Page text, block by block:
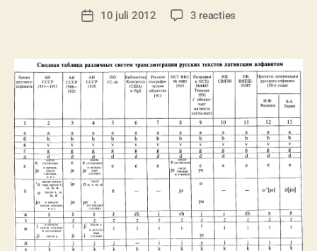
Berichtauteur
v
e
y
n
s
Berichtdatum
10 juli 2012 3 reacties
naam
transcriberen